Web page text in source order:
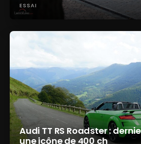
ESSAI
Audi TT RS Roadster :
une icône de 400 ch